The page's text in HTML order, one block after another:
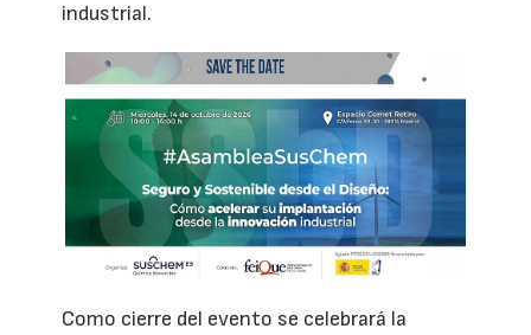
industrial.
Como cierre del evento se celebrará la